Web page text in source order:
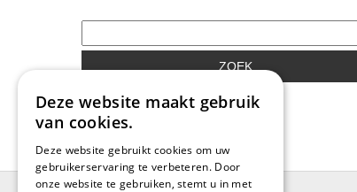
ZOEK
Deze website maakt gebruik
van cookies.
Deze website gebruikt cookies om uw
gebruikerservaring te verbeteren. Door
onze website te gebruiken, stemt u in met